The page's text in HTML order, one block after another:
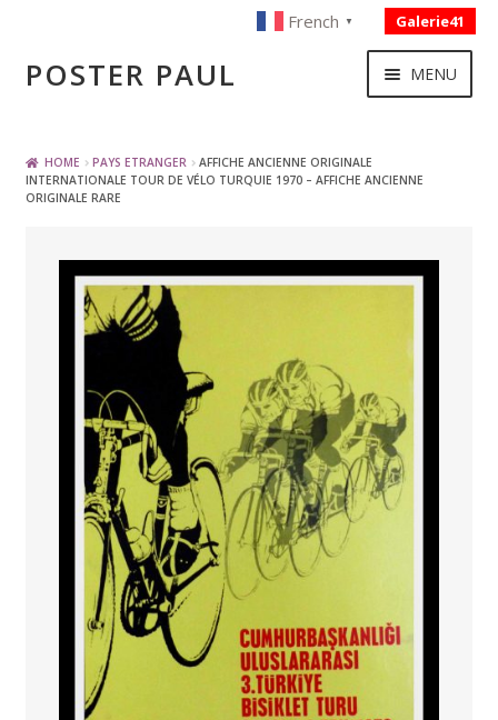
Skip
to
Skip
toPOSTER PAUL
French ▼ Galerie41
MENU
BOISSON – ALIMENTATION
VOYAGE – TRANSPORT
SPORT – COURSE AUTOMOBILE – CYCLES
TOURISME FRANCAIS
PAYS ETRANGER
THEATRE – EXPOSITION
GUERRE ORIENTALISME
HOME PAYS ETRANGER
AFFICHE ANCIENNE ORIGINALE
INTERNATIONALE TOUR DE VÉLO TURQUIE 1970 – AFFICHE ANCIENNE
ORIGINALE RARE